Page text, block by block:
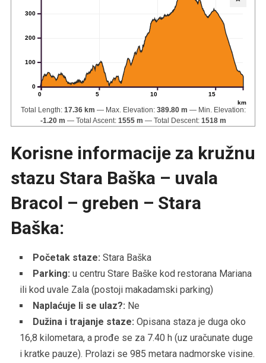
0 5 10 15
km
0
100
200
300
Total Length: 17.36 km Max. Elevation: 389.80 m
Min. Elevation:
-1.20 m
Total Ascent: 1555 m Total Descent: 1518 m
Korisne informacije za kružnu
stazu Stara Baška – uvala
Bracol – greben – Stara
Baška:
Početak staze: Stara Baška
Parking: u centru Stare Baške kod restorana Mariana
ili kod uvale Zala (postoji makadamski parking)
Naplaćuje li se ulaz?: Ne
Dužina i trajanje staze: Opisana staza je duga oko
16,8 kilometara, a prođe se za 7.40 h (uz uračunate duge
i kratke pauze). Prolazi se 985 metara nadmorske visine.